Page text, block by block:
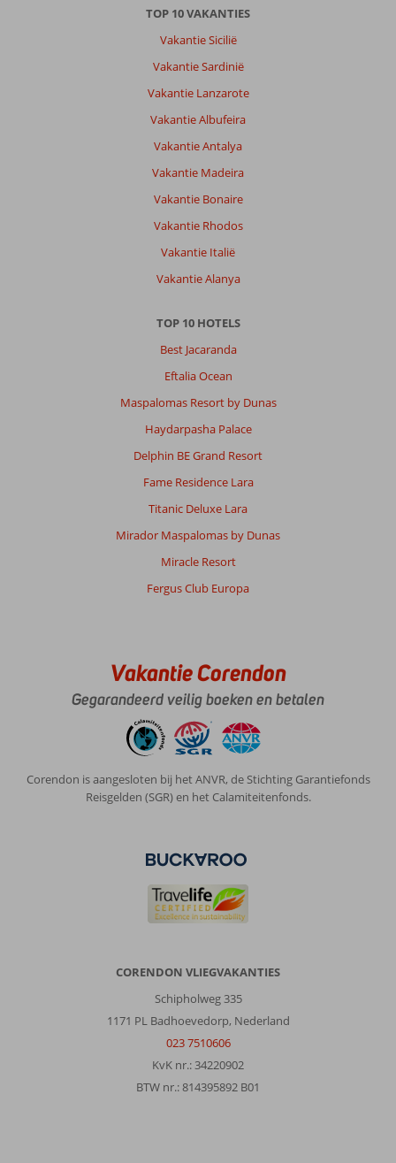
TOP 10 VAKANTIES
Vakantie Sicilië
Vakantie Sardinië
Vakantie Lanzarote
Vakantie Albufeira
Vakantie Antalya
Vakantie Madeira
Vakantie Bonaire
Vakantie Rhodos
Vakantie Italië
Vakantie Alanya
TOP 10 HOTELS
Best Jacaranda
Eftalia Ocean
Maspalomas Resort by Dunas
Haydarpasha Palace
Delphin BE Grand Resort
Fame Residence Lara
Titanic Deluxe Lara
Mirador Maspalomas by Dunas
Miracle Resort
Fergus Club Europa
Vakantie Corendon
Gegarandeerd veilig boeken en betalen
Corendon is aangesloten bij het ANVR, de Stichting Garantiefonds
Reisgelden (SGR) en het Calamiteitenfonds.
CORENDON VLIEGVAKANTIES
Schipholweg 335
1171 PL Badhoevedorp, Nederland
023 7510606
KvK nr.: 34220902
BTW nr.: 814395892 B01